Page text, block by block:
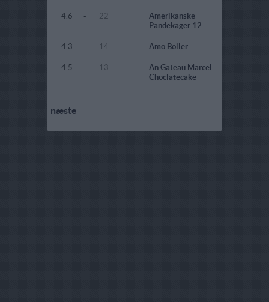
4.6 - 22
Amerikanske
Pandekager 12
4.3 - 14 Amo Boller
4.5 - 13
An Gateau Marcel
Choclatecake
næste